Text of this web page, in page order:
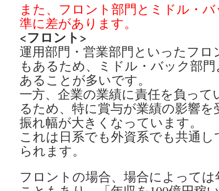
また、フロント部門とミドル・
準に差があります。
<フロント>
運用部門・営業部門といったフ
もあるため、ミドル・バック部
あることが多いです。
一方、企業の業績に責任を負っ
るため、特に賞与が業績の影響
振れ幅が大きくなっています。
これは日系でも外資系でも共通
られます。
フロントの場合、場合によって